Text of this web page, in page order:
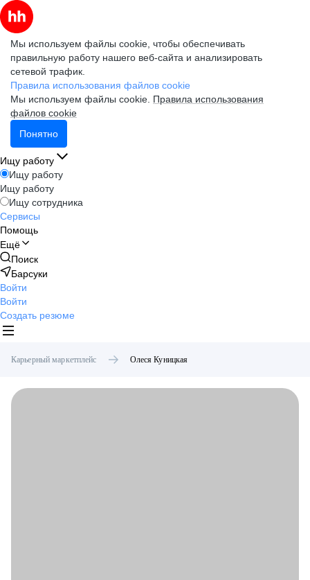
Мы используем файлы cookie, чтобы обеспечивать
правильную работу нашего веб-сайта и анализировать
сетевой трафик.
Правила использования файлов cookie
Мы используем файлы cookie. Правила использования
файлов cookie
Понятно
Ищу работу
Ищу работу
Ищу работу
Ищу сотрудника
Сервисы
Помощь
Ещё
Поиск
Барсуки
Войти
Войти
Создать резюме
Карьерный маркетплейс Олеся Куницкая